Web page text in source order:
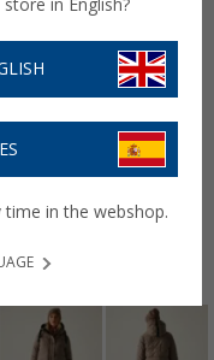
in English?
time in the webshop.